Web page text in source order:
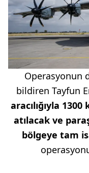
Operasyonun
bildiren Tayfun
aracılığıyla
atılacak ve
bölgeye tam